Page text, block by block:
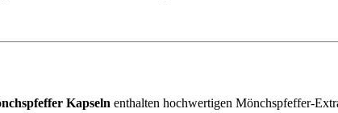
Kapseln enthalten hochwertigen Mönchspfeffer-